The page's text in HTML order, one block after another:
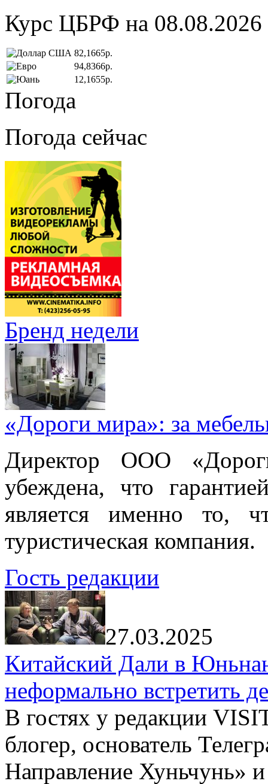
Курс ЦБРФ на 08.08.2026
82,1665р.
94,8366р.
12,1655р.
Погода
Погода сейчас
Бренд недели
«Дороги мира»: за
Директор ООО
убеждена, что
является именно то,
туристическая компания.
Гость редакции
27.03.2025
Китайский Дали в
неформально встретить
В гостях у редакции
блогер, основатель
Направление Хуньчунь»